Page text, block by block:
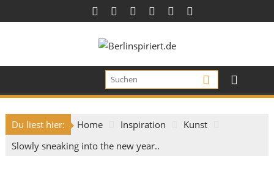
to
Du liest hier: Home Inspiration
Kunst
Slowly sneaking into the new year..